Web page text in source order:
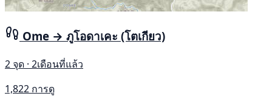
Ome → ภูโอดาเคะ (โตเกียว)
2 จุด · 2เดือนที่แล้ว
1,822 การดู